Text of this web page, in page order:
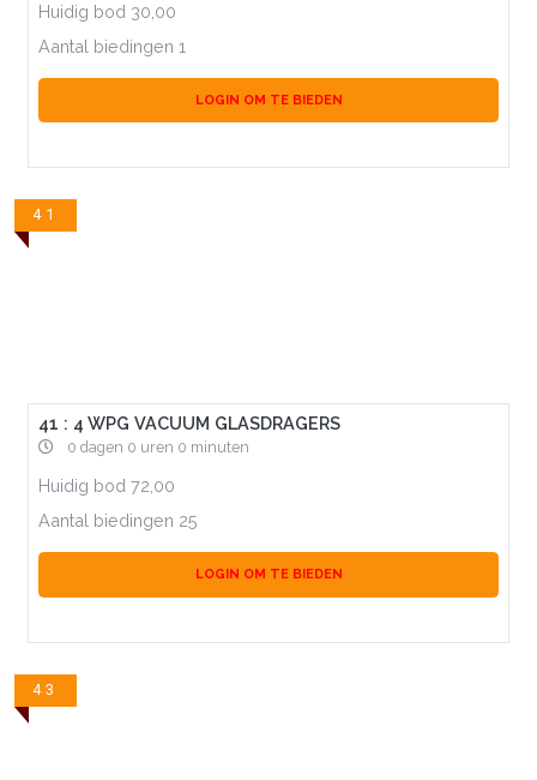
Huidig bod 30,00
Aantal biedingen 1
LOGIN OM TE BIEDEN
41
41 : 4 WPG VACUUM GLASDRAGERS
0 dagen 0 uren 0 minuten
Huidig bod 72,00
Aantal biedingen 25
LOGIN OM TE BIEDEN
43